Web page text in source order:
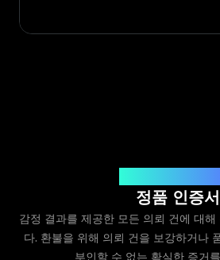
정품 인증서
감정 결과를 제공한 모든 의뢰 건에 대
다. 환불을 위해 의뢰 건을 보강하거나
부인할 수 없는 확실한 증거